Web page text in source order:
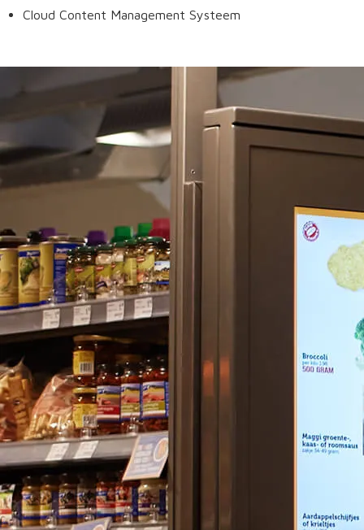
Cloud Content Management Systeem